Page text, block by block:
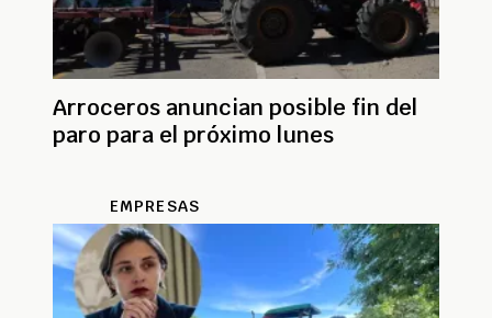
Arroceros anuncian posible fin del
paro para el próximo lunes
EMPRESAS